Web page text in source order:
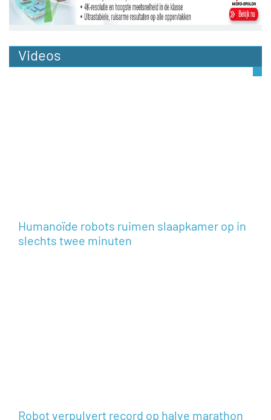
Videos
Humanoïde robots ruimen slaapkamer op in
slechts twee minuten
Robot verpulvert record op halve marathon